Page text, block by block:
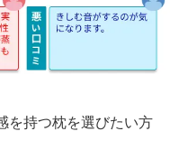
を持つ枕を選びたい方